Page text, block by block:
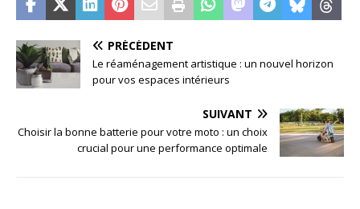
PRÉCÉDENT
Le réaménagement artistique : un nouvel horizon
pour vos espaces intérieurs
SUIVANT
Choisir la bonne batterie pour votre moto : un choix
crucial pour une performance optimale